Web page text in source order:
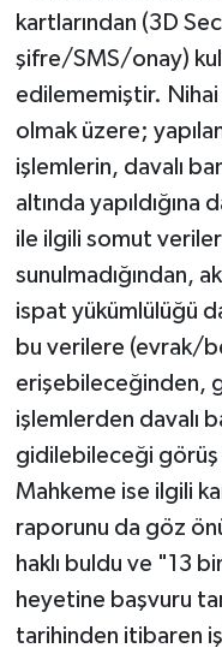
kartlarından (3D
şifre/SMS/onay)
edilememiştir.
olmak üzere;
işlemlerin, davalı
altında
ile ilgili somut
sunulmadığından,
ispat yükümlülüğü
bu verilere (evrak/
erişebileceğinden,
işlemlerden davalı
gidilebileceği görüş
Mahkeme ise ilgili
raporunu da göz
haklı buldu ve "13
heyetine başvuru
tarihinden itibaren